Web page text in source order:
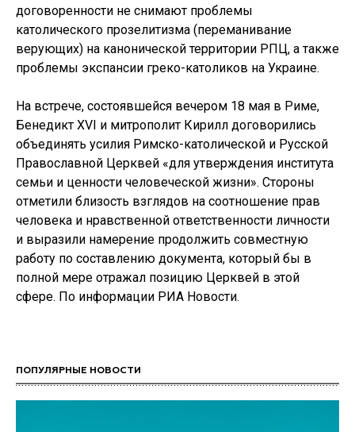
договоренности не снимают проблемы
католического прозелитизма (переманивание
верующих) на канонической территории РПЦ, а также
проблемы экспансии греко-католиков на Украине.
На встрече, состоявшейся вечером 18 мая в Риме,
Бенедикт XVI и митрополит Кирилл договорились
объединять усилия Римско-католической и Русской
Православной Церквей «для утверждения института
семьи и ценности человеческой жизни». Стороны
отметили близость взглядов на соотношение прав
человека и нравственной ответственности личности
и выразили намерение продолжить совместную
работу по составлению документа, который бы в
полной мере отражал позицию Церквей в этой
сфере. По информации РИА Новости.
ПОПУЛЯРНЫЕ НОВОСТИ